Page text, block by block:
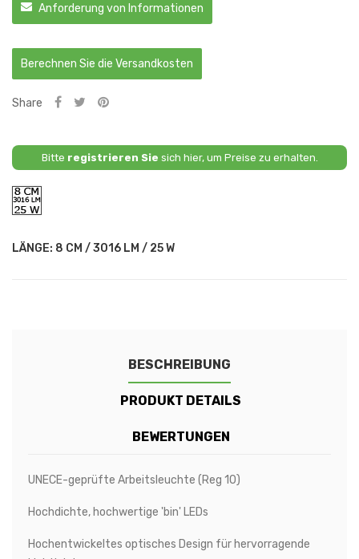
Anforderung von Informationen
Berechnen Sie die Versandkosten
Share
Bitte registrieren Sie sich hier, um Preise zu erhalten.
LÄNGE: 8 CM / 3016 LM / 25 W
CM
LM
BESCHREIBUNG
PRODUKT DETAILS
BEWERTUNGEN
UNECE-geprüfte Arbeitsleuchte (Reg 10)
Hochdichte, hochwertige 'bin' LEDs
Hochentwickeltes optisches Design für hervorragende